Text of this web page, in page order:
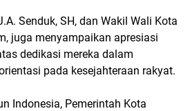
Senduk, SH, dan Wakil Wali Kota
juga menyampaikan apresiasi
dedikasi mereka dalam
pada kesejahteraan rakyat.
Indonesia, Pemerintah Kota